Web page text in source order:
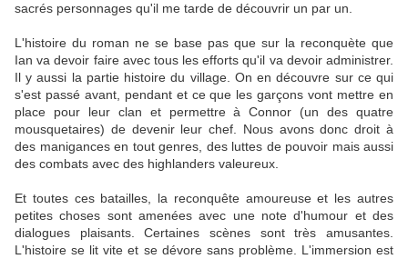
sacrés personnages qu'il me tarde de découvrir un par un.
L'histoire du roman ne se base pas que sur la reconquète que
Ian va devoir faire avec tous les efforts qu'il va devoir administrer.
Il y aussi la partie histoire du village. On en découvre sur ce qui
s'est passé avant, pendant et ce que les garçons vont mettre en
place pour leur clan et permettre à Connor (un des quatre
mousquetaires) de devenir leur chef. Nous avons donc droit à
des manigances en tout genres, des luttes de pouvoir mais aussi
des combats avec des highlanders valeureux.
Et toutes ces batailles, la reconquête amoureuse et les autres
petites choses sont amenées avec une note d'humour et des
dialogues plaisants. Certaines scènes sont très amusantes.
L'histoire se lit vite et se dévore sans problème. L'immersion est